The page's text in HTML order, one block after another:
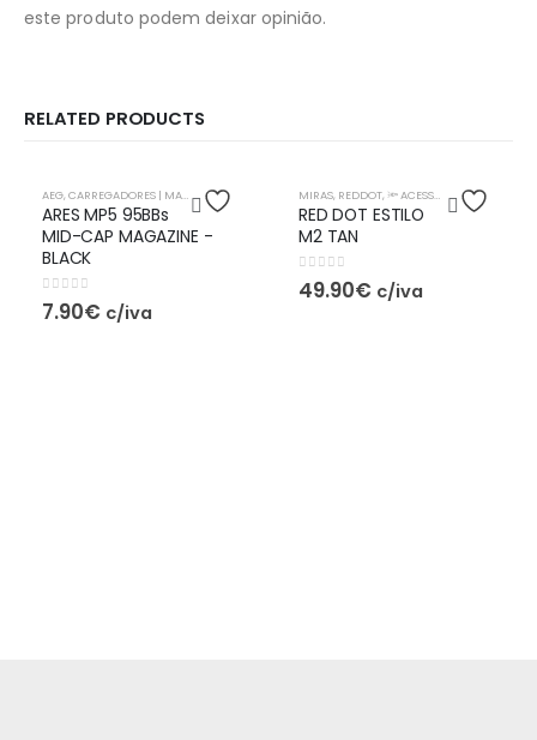
este produto podem deixar opinião.
RELATED PRODUCTS
AEG, CARREGADORES | MAGAZINES , 🔦 ACESSÓRIOS
ARES MP5 95BBs
MID-CAP MAGAZINE -
BLACK
0out of 5
7.90€ c/iva
MIRAS, REDDOT, 🔦 ACESSÓRIOS
RED DOT ESTILO
M2 TAN
0out of 5
49.90€ c/iva